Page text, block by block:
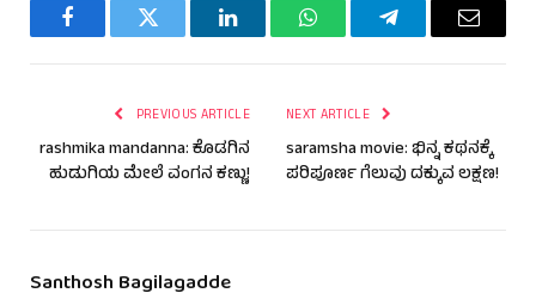
FacebookTwitter LinkedInWhatsAppTelegramEmail
PREVIOUS ARTICLE
rashmika mandanna: ಕೊಡಗಿನ
ಹುಡುಗಿಯ ಮೇಲೆ ವಂಗನ ಕಣ್ಣು!
NEXT ARTICLE
saramsha movie: ಭಿನ್ನ ಕಥನಕ್ಕೆ
ಪರಿಪೂರ್ಣ ಗೆಲುವು ದಕ್ಕುವ ಲಕ್ಷಣ!
Santhosh Bagilagadde